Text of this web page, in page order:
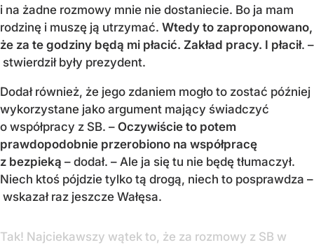
i na żadne rozmowy mnie nie dostaniecie. Bo ja mam
rodzinę i muszę ją utrzymać. Wtedy to zaproponowano,
że za te godziny będą mi płacić. Zakład pracy. I płacił. –
stwierdził były prezydent.
Dodał również, że jego zdaniem mogło to zostać później
wykorzystane jako argument mający świadczyć
o współpracy z SB. – Oczywiście to potem
prawdopodobnie przerobiono na współpracę
z bezpieką – dodał. – Ale ja się tu nie będę tłumaczył.
Niech ktoś pójdzie tylko tą drogą, niech to posprawdza –
wskazał raz jeszcze Wałęsa.
Tak! Najciekawszy wątek to, że za rozmowy z SB w